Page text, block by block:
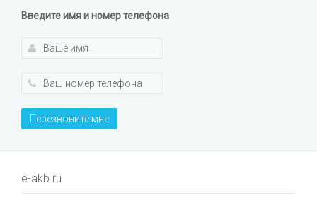
Введите имя и номер телефона
Перезвоните мне
e-akb.ru